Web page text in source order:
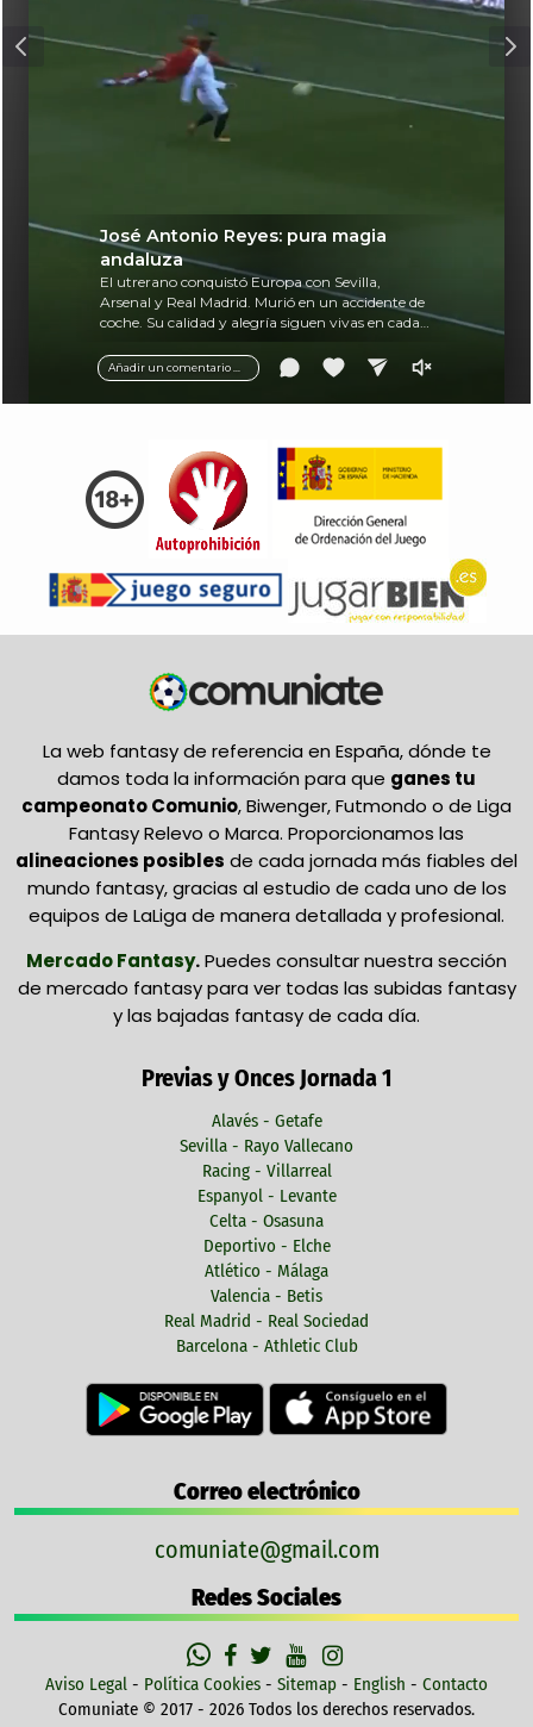
Añadir un comentario ...
José Antonio Reyes: pura magia
andaluza
El utrerano conquistó Europa con Sevilla,
Arsenal y Real Madrid. Murió en un accidente de
coche. Su calidad y alegría siguen vivas en cada
La web fantasy de referencia en España, dónde te
damos toda la información para que ganes tu
campeonato Comunio, Biwenger, Futmondo o de Liga
Fantasy Relevo o Marca. Proporcionamos las
alineaciones posibles de cada jornada más fiables del
mundo fantasy, gracias al estudio de cada uno de los
equipos de LaLiga de manera detallada y profesional.
Mercado Fantasy.Puedes consultar nuestra sección
de mercado fantasy para ver todas las subidas fantasy
y las bajadas fantasy de cada día.
Previas y Onces Jornada 1
Alavés - Getafe
Sevilla - Rayo Vallecano
Racing - Villarreal
Espanyol - Levante
Celta - Osasuna
Deportivo - Elche
Atlético - Málaga
Valencia - Betis
Real Madrid - Real Sociedad
Barcelona - Athletic Club
Correo electrónico
comuniate@gmail.com
Redes Sociales
Aviso Legal - Política Cookies - Sitemap - English - Contacto
Comuniate © 2017 - 2026 Todos los derechos reservados.